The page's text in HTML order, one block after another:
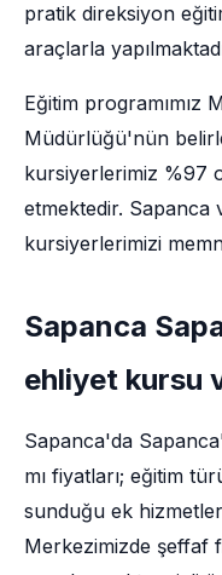
pratik direksiyon
araçlarla
Eğitim programımız
Müdürlüğü'nün
kursiyerlerimiz %97
etmektedir. Sapanca
kursiyerlerimizi
Sapanca
ehliyet kursu
Sapanca'da
mı fiyatları; eğitim
sunduğu ek
Merkezimizde şeffaf